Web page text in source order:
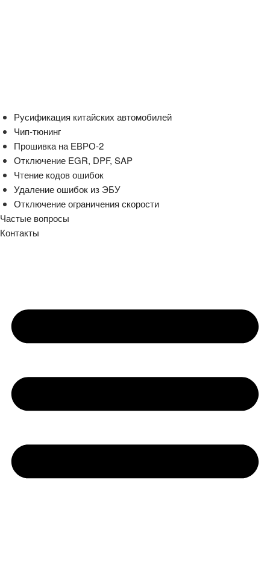
Русификация китайских автомобилей
Чип-тюнинг
Прошивка на ЕВРО-2
Отключение EGR, DPF, SAP
Чтение кодов ошибок
Удаление ошибок из ЭБУ
Отключение ограничения скорости
Частые вопросы
Контакты